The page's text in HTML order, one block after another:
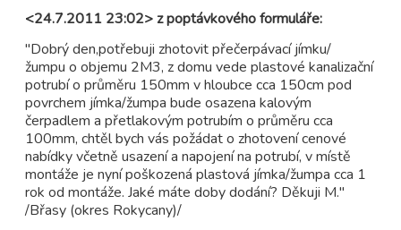
<24.7.2011 23:02> z poptávkového formuláře:
"Dobrý den,potřebuji zhotovit přečerpávací jímku/
žumpu o objemu 2M3, z domu vede plastové kanalizační
potrubí o průměru 150mm v hloubce cca 150cm pod
povrchem jímka/žumpa bude osazena kalovým
čerpadlem a přetlakovým potrubím o průměru cca
100mm, chtěl bych vás požádat o zhotovení cenové
nabídky včetně usazení a napojení na potrubí, v místě
montáže je nyní poškozená plastová jímka/žumpa cca 1
rok od montáže. Jaké máte doby dodání? Děkuji M."
/Břasy (okres Rokycany)/